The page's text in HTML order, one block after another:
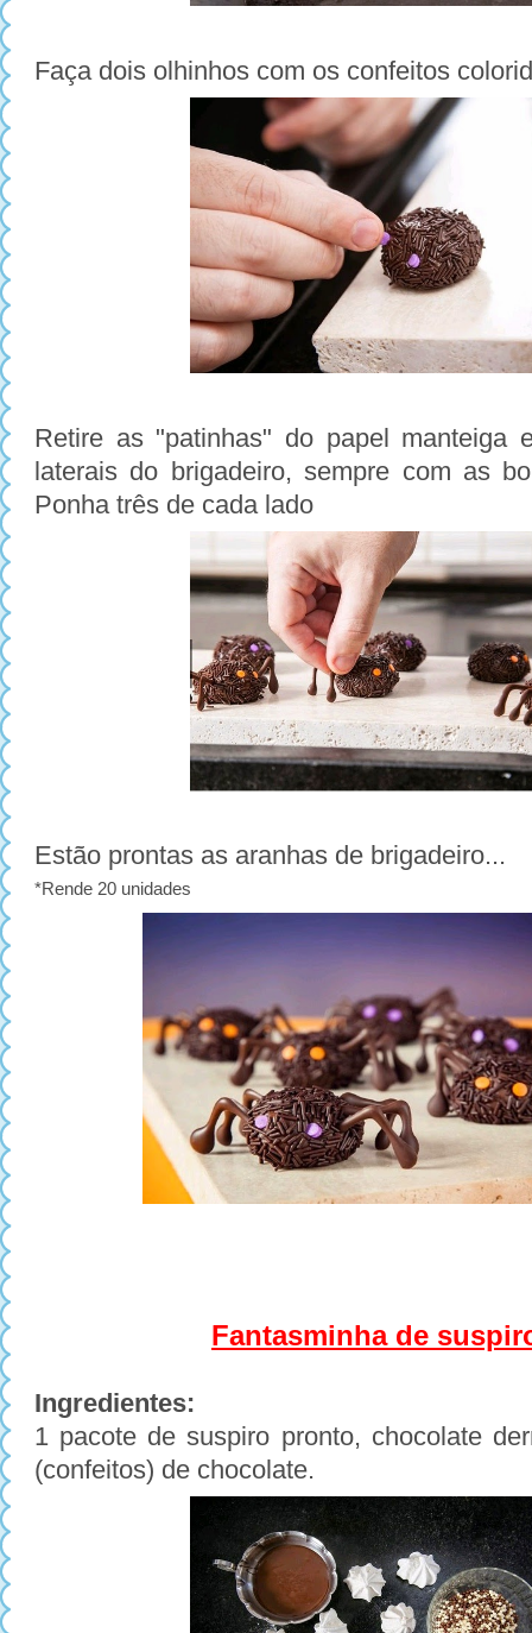
Faça dois olhinhos com os confeitos
Retire as "patinhas" do papel manteiga
laterais do brigadeiro, sempre com as
Ponha três de cada lado
Estão prontas as aranhas de brigadeiro...
*Rende 20 unidades
Fantasminha de
Ingredientes:
1 pacote de suspiro pronto, chocolate
(confeitos) de chocolate.